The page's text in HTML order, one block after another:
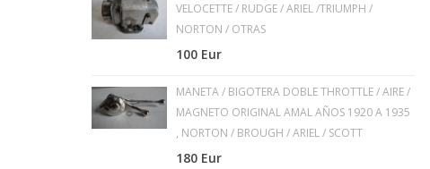
VELOCETTE / RUDGE / ARIEL /TRIUMPH /
NORTON / OTRAS
100 Eur
MANETA / BIGOTERA DOBLE THROTTLE / AIRE /
MAGNETO ORIGINAL AMAL AÑOS 1920 A 1935
, NORTON / BROUGH / ARIEL / SCOTT
180 Eur